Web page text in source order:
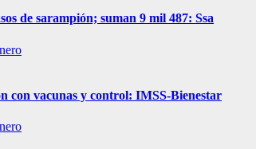
de sarampión; suman 9 mil 487: Ssa
con vacunas y control: IMSS-Bienestar